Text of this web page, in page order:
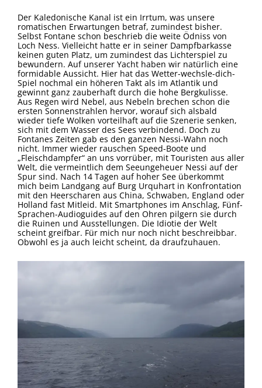
Der Kaledonische Kanal ist ein Irrtum, was unsere
romatischen Erwartungen betraf, zumindest bisher.
Selbst Fontane schon beschrieb die weite Ödniss von
Loch Ness. Vielleicht hatte er in seiner Dampfbarkasse
keinen guten Platz, um zumindest das Lichterspiel zu
bewundern. Auf unserer Yacht haben wir natürlich eine
formidable Aussicht. Hier hat das Wetter-wechsle-dich-
Spiel nochmal ein höheren Takt als im Atlantik und
gewinnt ganz zauberhaft durch die hohe Bergkulisse.
Aus Regen wird Nebel, aus Nebeln brechen schon die
ersten Sonnenstrahlen hervor, worauf sich alsbald
wieder tiefe Wolken vorteilhaft auf die Szenerie senken,
sich mit dem Wasser des Sees verbindend. Doch zu
Fontanes Zeiten gab es den ganzen Nessi-Wahn noch
nicht. Immer wieder rauschen Speed-Boote und
„Fleischdampfer“ an uns vorrüber, mit Touristen aus aller
Welt, die vermeintlich dem Seeungeheuer Nessi auf der
Spur sind. Nach 14 Tagen auf hoher See überkommt
mich beim Landgang auf Burg Urquhart in Konfrontation
mit den Heerscharen aus China, Schwaben, England oder
Holland fast Mitleid. Mit Smartphones im Anschlag, Fünf-
Sprachen-Audioguides auf den Ohren pilgern sie durch
die Ruinen und Ausstellungen. Die Idiotie der Welt
scheint greifbar. Für mich nur noch nicht beschreibbar.
Obwohl es ja auch leicht scheint, da draufzuhauen.